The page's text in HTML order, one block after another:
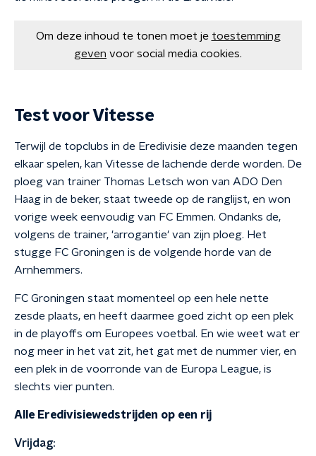
Om deze inhoud te tonen moet je toestemming
geven voor social media cookies.
Test voor Vitesse
Terwijl de topclubs in de Eredivisie deze maanden tegen
elkaar spelen, kan Vitesse de lachende derde worden. De
ploeg van trainer Thomas Letsch won van ADO Den
Haag in de beker, staat tweede op de ranglijst, en won
vorige week eenvoudig van FC Emmen. Ondanks de,
volgens de trainer, 'arrogantie' van zijn ploeg. Het
stugge FC Groningen is de volgende horde van de
Arnhemmers.
FC Groningen staat momenteel op een hele nette
zesde plaats, en heeft daarmee goed zicht op een plek
in de playoffs om Europees voetbal. En wie weet wat er
nog meer in het vat zit, het gat met de nummer vier, en
een plek in de voorronde van de Europa League, is
slechts vier punten.
Alle Eredivisiewedstrijden op een rij
Vrijdag: